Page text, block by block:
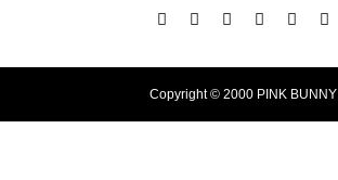
Copyright © 2000 PINK BUNNY